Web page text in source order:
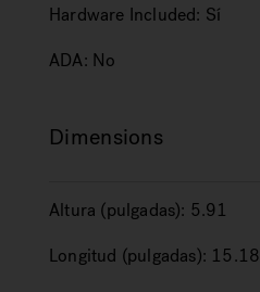
Hardware Included: Sí
ADA: No
Dimensions
Altura (pulgadas): 5.91
Longitud (pulgadas): 15.18